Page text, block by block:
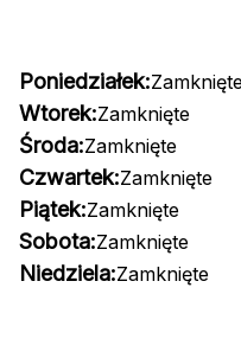
Poniedziałek:
Wtorek:Zamknięte
Środa:Zamknięte
Czwartek:Zamknięte
Piątek:Zamknięte
Sobota:Zamknięte
Niedziela:Zamknięte